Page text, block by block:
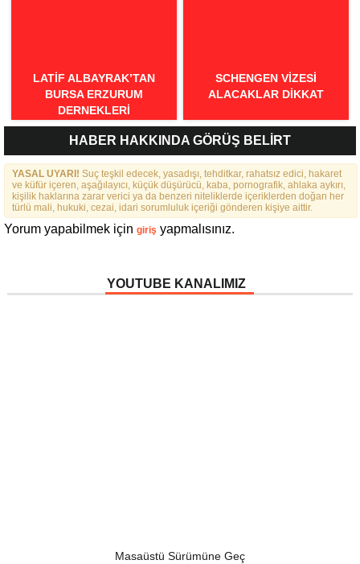
LATIF ALBAYRAK’TAN
BURSA ERZURUM
DERNEKLERI
FEDERASYONU İÇIN 25
MADDELIK BÜYÜK VIZYON:
“DAHA GÜÇLÜ, DAHA ETKIN,
DAHA KAPSAYICI BIR
FEDERASYON İÇIN YOLA
ÇIKTIK”
SCHENGEN VİZESİ
ALACAKLAR DİKKAT
HABER HAKKINDA GÖRÜŞ BELİRT
YASAL UYARI! Suç teşkil edecek, yasadışı, tehditkar, rahatsız edici, hakaret
ve küfür içeren, aşağılayıcı, küçük düşürücü, kaba, pornografik, ahlaka aykırı,
kişilik haklarına zarar verici ya da benzeri niteliklerde içeriklerden doğan her
türlü mali, hukuki, cezai, idari sorumluluk içeriği gönderen kişiye aittir.
Yorum yapabilmek için giriş yapmalısınız.
YOUTUBE KANALIMIZ
Masaüstü Sürümüne Geç